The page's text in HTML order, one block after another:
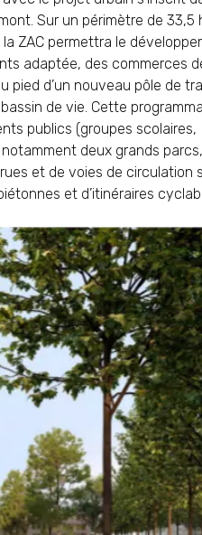
Sur un périmètre de 33,5
ZAC permettra le
adaptée, des commerces
pied d’un nouveau pôle de
de vie. Cette
publics (groupes scolaires,
deux grands
et de voies de circulation
et d’itinéraires